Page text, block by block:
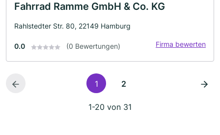
Fahrrad Ramme GmbH & Co. KG
Rahlstedter Str. 80, 22149 Hamburg
0.0 (0 Bewertungen) Firma bewerten
1 2
1-20 von 31